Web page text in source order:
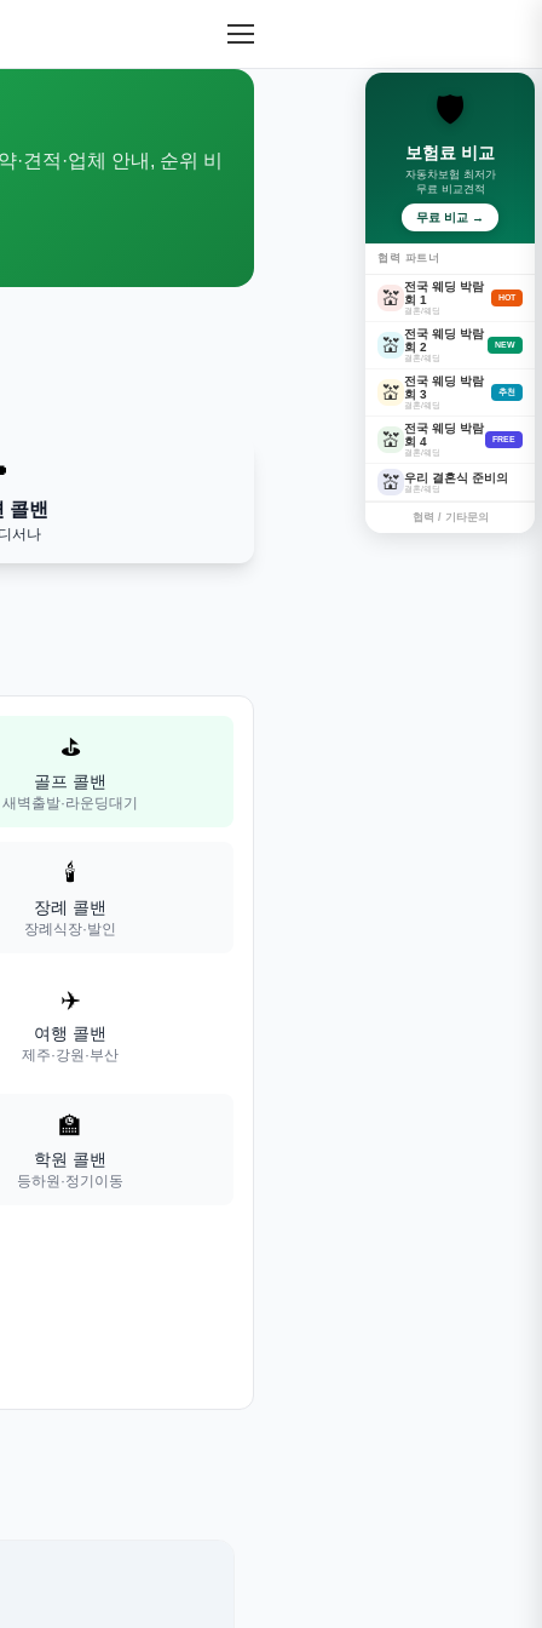
견적·업체 안내, 순위 비
콜밴
서나
⛳
골프 콜밴
새벽출발·라운딩대기
🕯️
장례 콜밴
장례식장·발인
✈️
여행 콜밴
제주·강원·부산
🏫
학원 콜밴
등하원·정기이동
🛡️
보험료 비교
자동차보험 최저가
무료 비교견적
무료 비교 →
협력 파트너
💒
전국 웨딩 박람
회 1
결혼/웨딩
HOT
💒
전국 웨딩 박람
회 2
결혼/웨딩
NEW
💒
전국 웨딩 박람
회 3
결혼/웨딩
추천
💒
전국 웨딩 박람
회 4
결혼/웨딩
FREE
💒 우리 결혼식 준비의
결혼/웨딩
협력 / 기타문의